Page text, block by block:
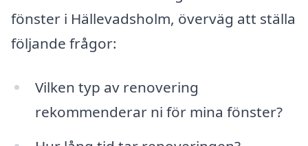
fönster i Hällevadsholm, överväg att ställa
följande frågor:
Vilken typ av renovering
rekommenderar ni för mina fönster?